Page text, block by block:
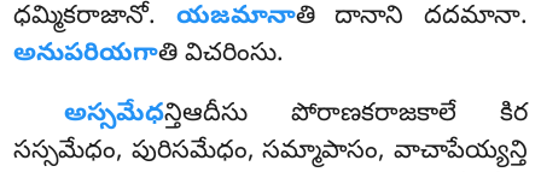
ధమ్మికరాజానో. యజమానాతి దానాని దదమానా.
అనుపరియగాతి విచరింసు.
అస్సమేధన్తిఆదీసు పోరాణకరాజకాలే కిర
సస్సమేధం, పురిసమేధం, సమ్మాపాసం, వాచాపేయ్యన్తి